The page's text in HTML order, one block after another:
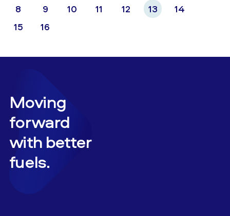
8
9 10 11 12 13
14
15
16
Moving
forward
with better
fuels.